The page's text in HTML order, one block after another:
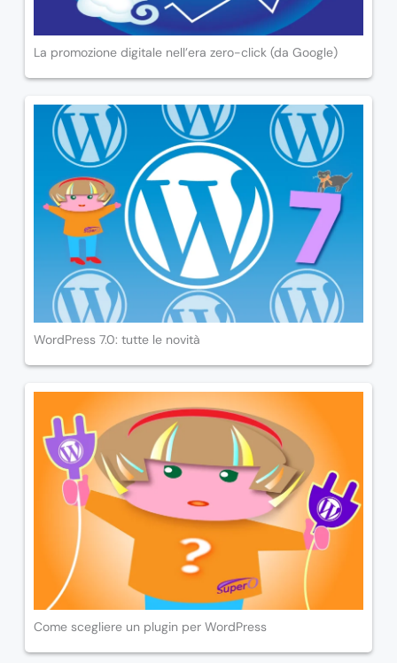
La promozione digitale nell’era zero-click (da Google)
WordPress 7.0: tutte le novità
Come scegliere un plugin per WordPress